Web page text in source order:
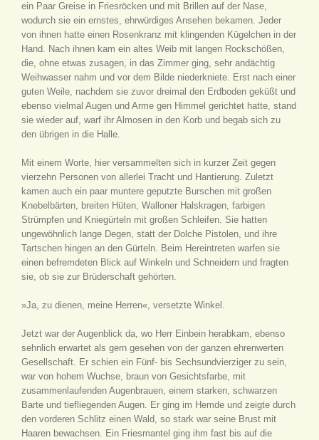
ein Paar Greise in Friesröcken und mit Brillen auf der Nase,
wodurch sie ein ernstes, ehrwürdiges Ansehen bekamen. Jeder
von ihnen hatte einen Rosenkranz mit klingenden Kügelchen in der
Hand. Nach ihnen kam ein altes Weib mit langen Rockschößen,
die, ohne etwas zusagen, in das Zimmer ging, sehr andächtig
Weihwasser nahm und vor dem Bilde niederkniete. Erst nach einer
guten Weile, nachdem sie zuvor dreimal den Erdboden geküßt und
ebenso vielmal Augen und Arme gen Himmel gerichtet hatte, stand
sie wieder auf, warf ihr Almosen in den Korb und begab sich zu
den übrigen in die Halle.
Mit einem Worte, hier versammelten sich in kurzer Zeit gegen
vierzehn Personen von allerlei Tracht und Hantierung. Zuletzt
kamen auch ein paar muntere geputzte Burschen mit großen
Knebelbärten, breiten Hüten, Walloner Halskragen, farbigen
Strümpfen und Kniegürteln mit großen Schleifen. Sie hatten
ungewöhnlich lange Degen, statt der Dolche Pistolen, und ihre
Tartschen hingen an den Gürteln. Beim Hereintreten warfen sie
einen befremdeten Blick auf Winkeln und Schneidern und fragten
sie, ob sie zur Brüderschaft gehörten.
»Ja, zu dienen, meine Herren«, versetzte Winkel.
Jetzt war der Augenblick da, wo Herr Einbein herabkam, ebenso
sehnlich erwartet als gern gesehen von der ganzen ehrenwerten
Gesellschaft. Er schien ein Fünf- bis Sechsundvierziger zu sein,
war von hohem Wuchse, braun von Gesichtsfarbe, mit
zusammenlaufenden Augenbrauen, einem starken, schwarzen
Barte und tiefliegenden Augen. Er ging im Hemde und zeigte durch
den vorderen Schlitz einen Wald, so stark war seine Brust mit
Haaren bewachsen. Ein Friesmantel ging ihm fast bis auf die